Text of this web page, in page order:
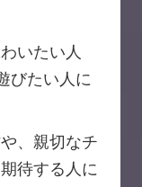
いたい人
びたい人に
、親切なチ
待する人に